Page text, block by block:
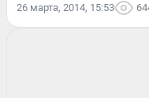
26 марта, 2014, 15:53